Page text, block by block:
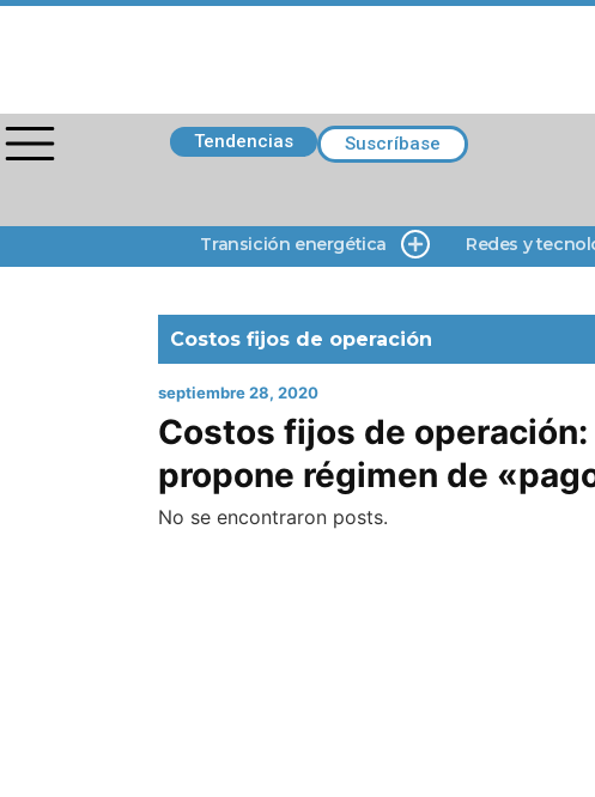
Tendencias Suscríbase
Transición energética Redes y
Costos fijos de operación
septiembre 28, 2020
Costos fijos de
propone régimen de
No se encontraron posts.